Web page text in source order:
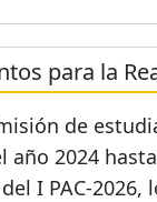
para la
de
año 2024
I PAC-